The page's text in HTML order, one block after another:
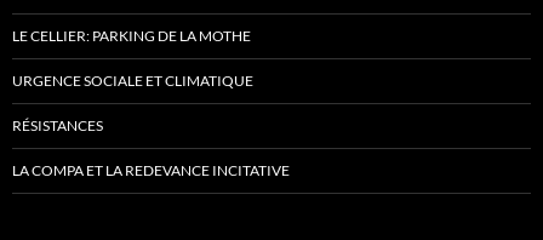
LE CELLIER: PARKING DE LA MOTHE
URGENCE SOCIALE ET CLIMATIQUE
RÉSISTANCES
LA COMPA ET LA REDEVANCE INCITATIVE